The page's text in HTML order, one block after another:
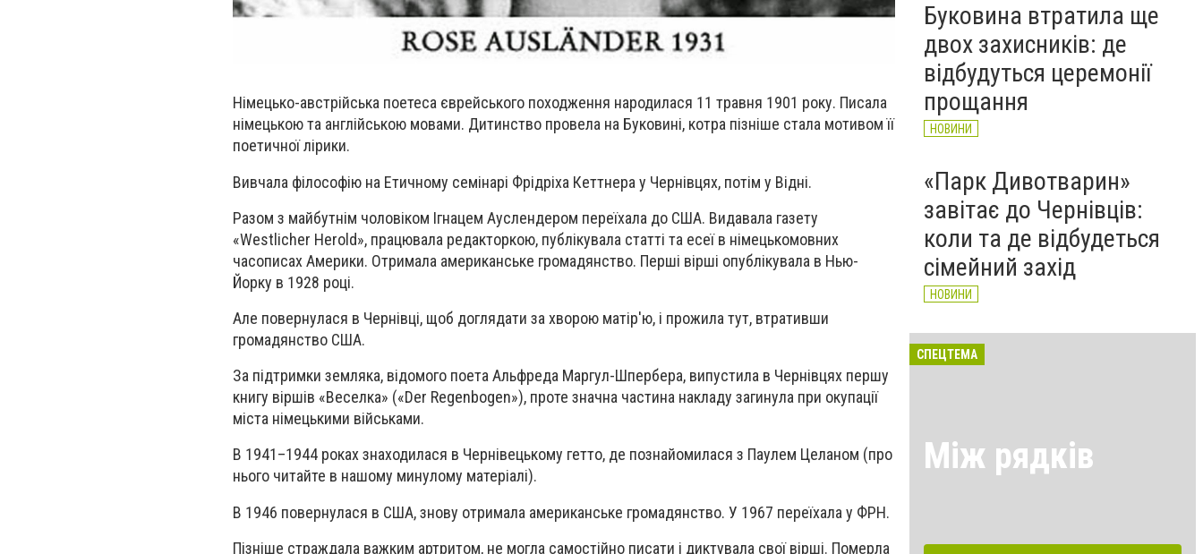
Німецько-австрійська поетеса єврейського походження народилася 11 травня 1901 року. Писала
німецькою та англійською мовами. Дитинство провела на Буковині, котра пізніше стала мотивом її
поетичної лірики.
Вивчала філософію на Етичному семінарі Фрідріха Кеттнера у Чернівцях, потім у Відні.
Разом з майбутнім чоловіком Ігнацем Ауслендером переїхала до США. Видавала газету
«Westlicher Herold», працювала редакторкою, публікувала статті та есеї в німецькомовних
часописах Америки. Отримала американське громадянство. Перші вірші опублікувала в Нью-
Йорку в 1928 році.
Але повернулася в Чернівці, щоб доглядати за хворою матір'ю, і прожила тут, втративши
громадянство США.
За підтримки земляка, відомого поета Альфреда Маргул-Шпербера, випустила в Чернівцях першу
книгу віршів «Веселка» («Der Regenbogen»), проте значна частина накладу загинула при окупації
міста німецькими військами.
В 1941–1944 роках знаходилася в Чернівецькому гетто, де познайомилася з Паулем Целаном (про
нього читайте в нашому минулому матеріалі).
В 1946 повернулася в США, знову отримала американське громадянство. У 1967 переїхала у ФРН.
Пізніше страждала важким артритом, не могла самостійно писати і диктувала свої вірші. Померла
Буковина втратила ще
двох захисників: де
відбудуться церемонії
прощання
НОВИНИ
«Парк Дивотварин»
завітає до Чернівців:
коли та де відбудеться
сімейний захід
НОВИНИ
СПЕЦТЕМА
Між рядків